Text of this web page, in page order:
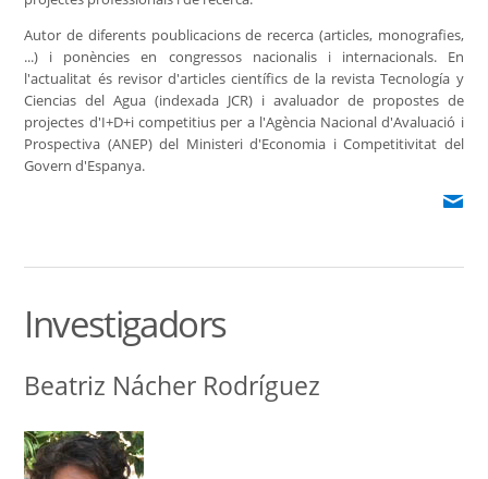
Autor de diferents poublicacions de recerca (articles, monografies,
...) i ponències en congressos nacionalis i internacionals. En
l'actualitat és revisor d'articles científics de la revista Tecnología y
Ciencias del Agua (indexada JCR) i avaluador de propostes de
projectes d'I+D+i competitius per a l'Agència Nacional d'Avaluació i
Prospectiva (ANEP) del Ministeri d'Economia i Competitivitat del
Govern d'Espanya.
Investigadors
Beatriz Nácher Rodríguez